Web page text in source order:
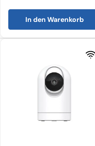
In den Warenkorb